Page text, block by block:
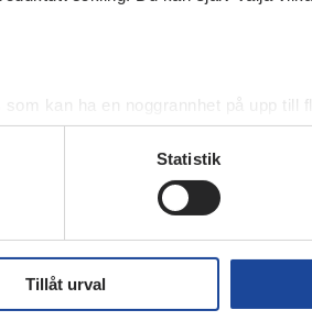
kan ha en noggrannhet på upp till
för specifika kännetecken
och ställ in dina preferenser i
förklaringen.
och annonserna till användarna,
vi samarbetar med. Dessa kan i
Statistik
Tillåt urval